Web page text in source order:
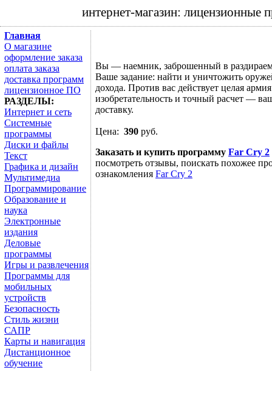
интернет-магазин:
Главная
О магазине
оформление заказа
оплата заказа
доставка программ
лицензионное ПО
РАЗДЕЛЫ:
Интернет и сеть
Системные
программы
Диски и файлы
Текст
Графика и дизайн
Мультимедиа
Программирование
Образование и
наука
Электронные
издания
Деловые
программы
Игры и развлечения
Программы для
мобильных
устройств
Безопасность
Стиль жизни
САПР
Карты и навигация
Дистанционное
обучение
Вы — наемник, заброшенный в
Ваше задание: найти и уничтожить
дохода. Против вас действует целая
изобретательность и точный расчет —
доставку.
Цена: 390 руб.
Заказать и купить программу Far Cry 2
посмотреть отзывы, поискать похожее
ознакомления Far Cry 2